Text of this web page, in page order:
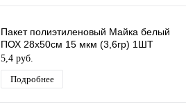
Пакет полиэтиленовый Майка белый
ПОХ 28х50см 15 мкм (3,6гр) 1ШТ
5,4 руб.
Подробнее